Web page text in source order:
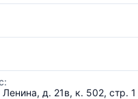
д. 21в, к. 502, стр. 1